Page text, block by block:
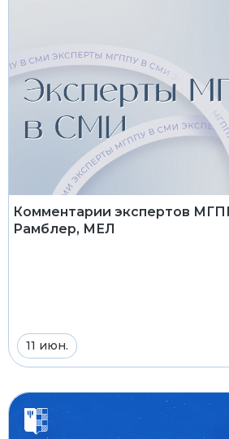
Комментарии экспертов
Рамблер, МЕЛ
11 июн.